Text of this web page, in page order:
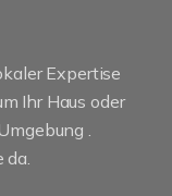
Expertise
Ihr Haus oder
.
da.